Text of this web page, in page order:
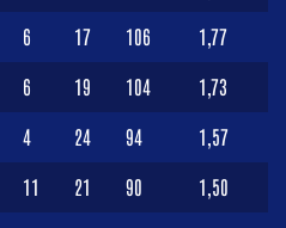
6 17 106 1,77
6 19 104 1,73
4 24 94 1,57
11 21 90 1,50